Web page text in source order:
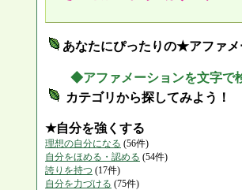
あなたにぴったりの★アファ
◆アファメーションを文字で
カテゴリから探してみよう！
★自分を強くする
理想の自分になる (56件)
自分をほめる・認める (54件)
誇りを持つ (17件)
自分を力づける (75件)